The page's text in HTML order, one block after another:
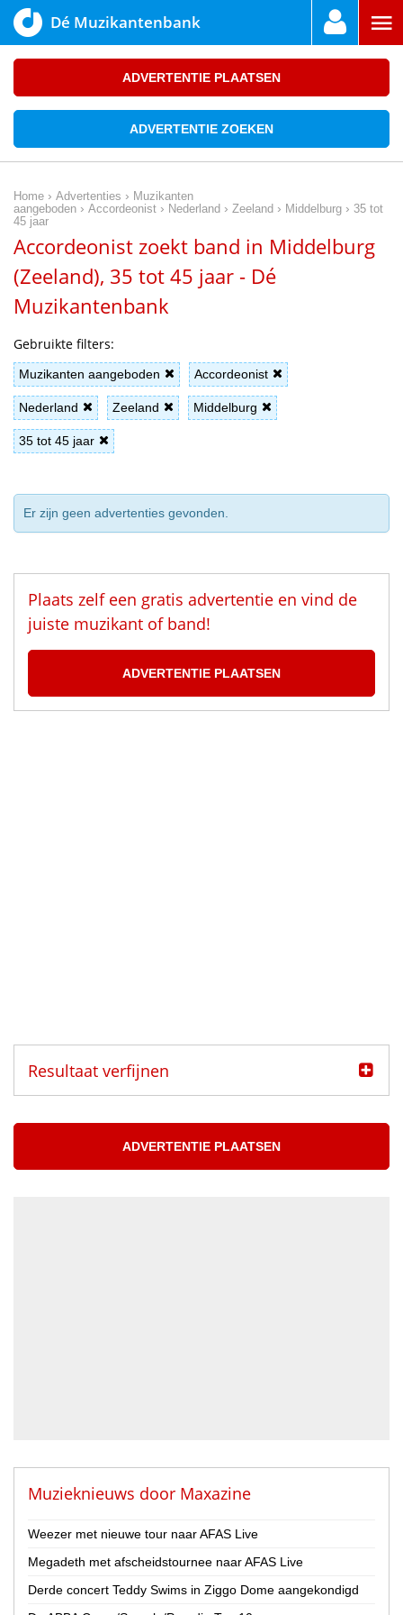
Dé Muzikantenbank
ADVERTENTIE PLAATSEN
ADVERTENTIE ZOEKEN
Home › Advertenties › Muzikanten
aangeboden › Accordeonist › Nederland › Zeeland › Middelburg › 35 tot
45 jaar
Accordeonist zoekt band in Middelburg
(Zeeland), 35 tot 45 jaar - Dé
Muzikantenbank
Gebruikte filters:
Muzikanten aangeboden Accordeonist
Nederland Zeeland Middelburg
35 tot 45 jaar
Er zijn geen advertenties gevonden.
Plaats zelf een gratis advertentie en vind de
juiste muzikant of band!
ADVERTENTIE PLAATSEN
Resultaat verfijnen
Nederland
België
Provincie
ADVERTENTIE PLAATSEN
Muzieknieuws door Maxazine
Weezer met nieuwe tour naar AFAS Live
Megadeth met afscheidstournee naar AFAS Live
Derde concert Teddy Swims in Ziggo Dome aangekondigd